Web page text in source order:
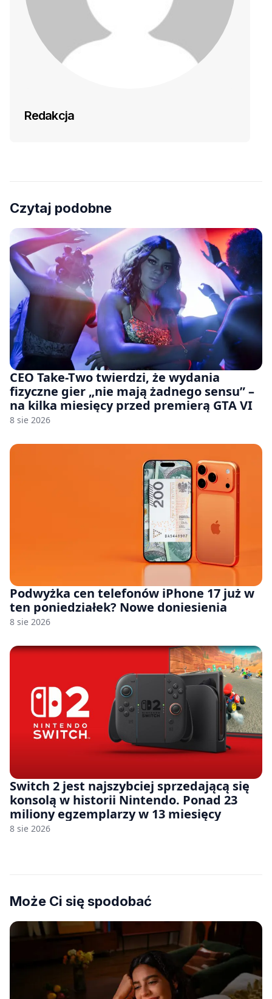
Redakcja
Czytaj podobne
CEO Take-Two twierdzi, że wydania
fizyczne gier „nie mają żadnego sensu” –
na kilka miesięcy przed premierą GTA VI
8 sie 2026
Podwyżka cen telefonów iPhone 17 już w
ten poniedziałek? Nowe doniesienia
8 sie 2026
Switch 2 jest najszybciej sprzedającą się
konsolą w historii Nintendo. Ponad 23
miliony egzemplarzy w 13 miesięcy
8 sie 2026
Może Ci się spodobać